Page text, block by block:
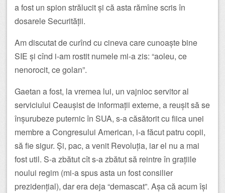
a fost un spion strălucit și că asta rămîne scris în
dosarele Securității.
Am discutat de curînd cu cineva care cunoaște bine
SIE și cînd i-am rostit numele mi-a zis: “aoleu, ce
nenorocit, ce golan”.
Gaetan a fost, la vremea lui, un vajnioc servitor al
serviciului Ceaușist de informații externe, a reușit să se
înșurubeze puternic în SUA, s-a căsătorit cu fiica unei
membre a Congresului American, i-a făcut patru copii,
să fie sigur. Și, pac, a venit Revoluția, iar el nu a mai
fost util. S-a zbătut cît s-a zbătut să reintre în grațiile
noului regim (mi-a spus asta un fost consilier
prezidențial), dar era deja “demascat”. Așa că acum își